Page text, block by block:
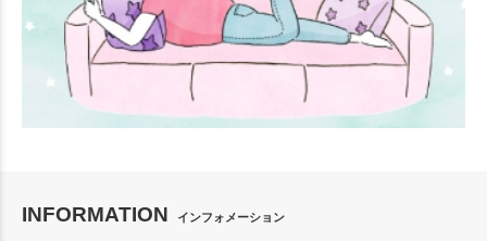
INFORMATION インフォメーション